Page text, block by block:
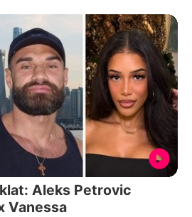
Aleks Petrovic
Vanessa